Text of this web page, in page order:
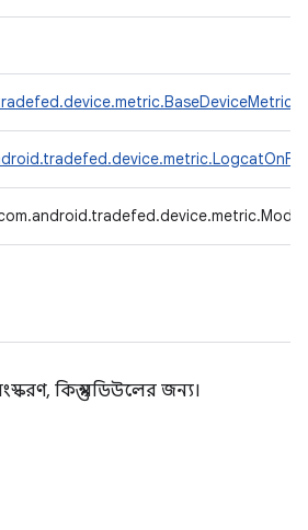
কিন্তু মডিউলের জন্য।